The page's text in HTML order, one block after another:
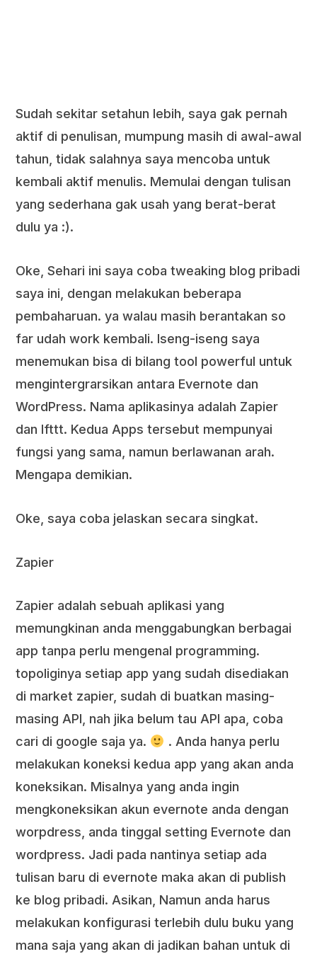
Sudah sekitar setahun lebih, saya gak pernah
aktif di penulisan, mumpung masih di awal-awal
tahun, tidak salahnya saya mencoba untuk
kembali aktif menulis. Memulai dengan tulisan
yang sederhana gak usah yang berat-berat
dulu ya :).
Oke, Sehari ini saya coba tweaking blog pribadi
saya ini, dengan melakukan beberapa
pembaharuan. ya walau masih berantakan so
far udah work kembali. Iseng-iseng saya
menemukan bisa di bilang tool powerful untuk
mengintergrarsikan antara Evernote dan
WordPress. Nama aplikasinya adalah Zapier
dan Ifttt. Kedua Apps tersebut mempunyai
fungsi yang sama, namun berlawanan arah.
Mengapa demikian.
Oke, saya coba jelaskan secara singkat.
Zapier
Zapier adalah sebuah aplikasi yang
memungkinan anda menggabungkan berbagai
app tanpa perlu mengenal programming.
topoliginya setiap app yang sudah disediakan
di market zapier, sudah di buatkan masing-
masing API, nah jika belum tau API apa, coba
cari di google saja ya.
. Anda hanya perlu
melakukan koneksi kedua app yang akan anda
koneksikan. Misalnya yang anda ingin
mengkoneksikan akun evernote anda dengan
worpdress, anda tinggal setting Evernote dan
wordpress. Jadi pada nantinya setiap ada
tulisan baru di evernote maka akan di publish
ke blog pribadi. Asikan, Namun anda harus
melakukan konfigurasi terlebih dulu buku yang
mana saja yang akan di jadikan bahan untuk di